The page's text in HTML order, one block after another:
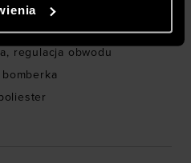
zgodą możemy również
Twoje dane
dopasowanych reklam
sposobu ich
badań analitycznych,
partnerów (np. sieci
, regulacja obwodu
bomberka